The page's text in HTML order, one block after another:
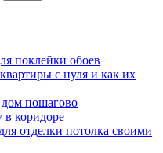
поклейки обоев
с нуля и как их
пошагово
в коридоре
отделки потолка своими